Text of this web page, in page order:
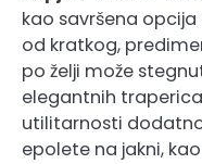
kao savršena opcija
od kratkog,
po želji može
elegantnih
utilitarnosti
epolete na jakni,